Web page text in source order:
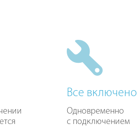
Все включено
Одновременно
с подключением